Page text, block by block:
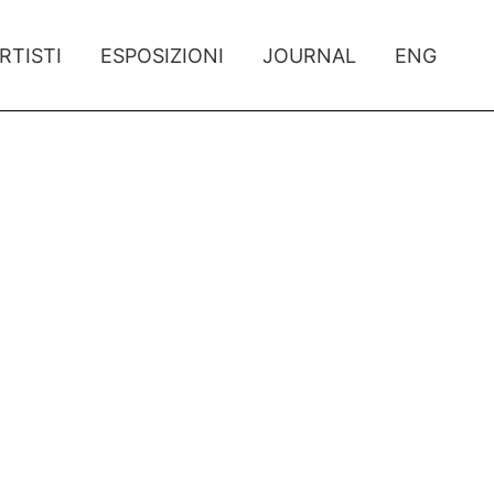
ESPOSIZIONI JOURNAL ENG